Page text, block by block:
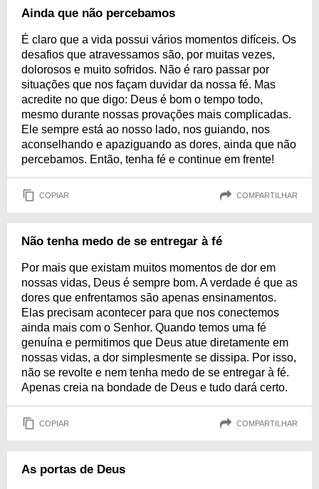
Ainda que não percebamos
É claro que a vida possui vários momentos difíceis. Os
desafios que atravessamos são, por muitas vezes,
dolorosos e muito sofridos. Não é raro passar por
situações que nos façam duvidar da nossa fé. Mas
acredite no que digo: Deus é bom o tempo todo,
mesmo durante nossas provações mais complicadas.
Ele sempre está ao nosso lado, nos guiando, nos
aconselhando e apaziguando as dores, ainda que não
percebamos. Então, tenha fé e continue em frente!
COPIAR COMPARTILHAR
Não tenha medo de se entregar à fé
Por mais que existam muitos momentos de dor em
nossas vidas, Deus é sempre bom. A verdade é que as
dores que enfrentamos são apenas ensinamentos.
Elas precisam acontecer para que nos conectemos
ainda mais com o Senhor. Quando temos uma fé
genuína e permitimos que Deus atue diretamente em
nossas vidas, a dor simplesmente se dissipa. Por isso,
não se revolte e nem tenha medo de se entregar à fé.
Apenas creia na bondade de Deus e tudo dará certo.
COPIAR COMPARTILHAR
As portas de Deus